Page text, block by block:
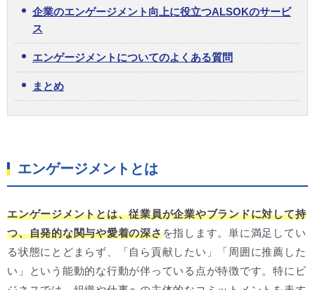
企業のエンゲージメント向上に役立つALSOKのサービ
ス
エンゲージメントについてのよくある質問
まとめ
エンゲージメントとは
エンゲージメントとは、従業員が企業やブランドに対して持
つ、自発的な関与や愛着の深さを指します。単に満足してい
る状態にとどまらず、「自ら貢献したい」「周囲に推薦した
い」という能動的な行動が伴っている点が特徴です。特にビ